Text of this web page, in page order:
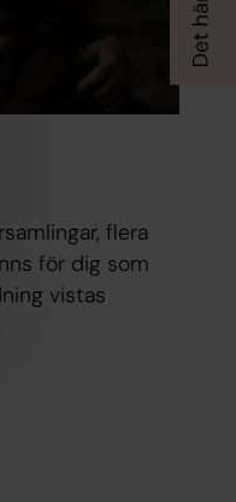
flera
för dig som
vistas